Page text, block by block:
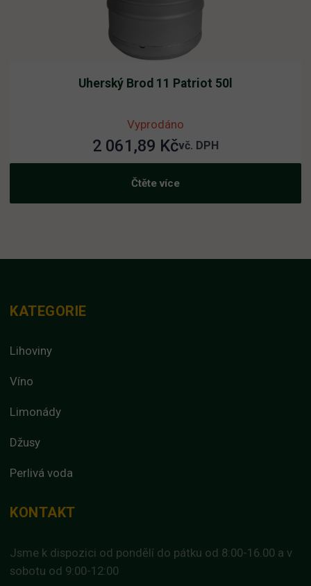
Uherský Brod 11 Patriot 50l
Vyprodáno
2 061,89 Kčvč. DPH
Čtěte více
KATEGORIE
Lihoviny
Víno
Limonády
Džusy
Perlivá voda
KONTAKT
Jsme k dispozici od pondělí do pátku od 8:00-16.00 a v
sobotu od 9:00-12:00